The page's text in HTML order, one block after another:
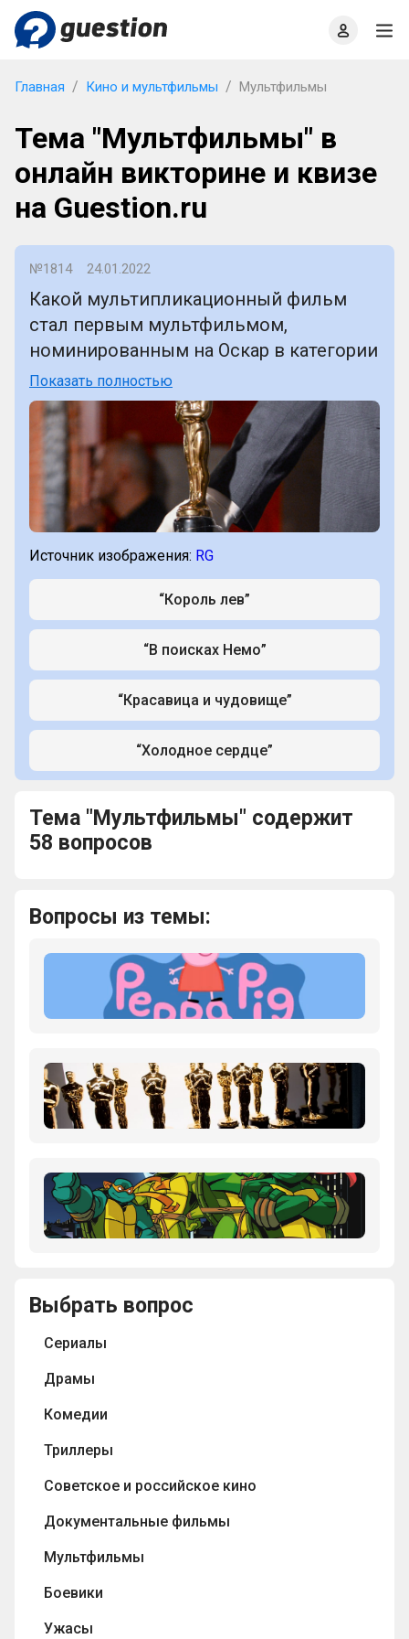
Главная Кино и мультфильмы Мультфильмы
Тема "Мультфильмы" в
онлайн викторине и квизе
на Guestion.ru
Тема "Мультфильмы" содержит
58 вопросов
№1814 24.01.2022
Какой мультипликационный фильм
стал первым мультфильмом,
номинированным на Оскар в категории
“Лучший фильм”?
Показать полностью
Источник изображения: RG
“Король лев”
“В поисках Немо”
“Красавица и чудовище”
“Холодное сердце”
Выбрать вопрос
Сериалы
Драмы
Комедии
Триллеры
Советское и российское кино
Документальные фильмы
Мультфильмы
Боевики
Ужасы
Вопросы из темы:
Что
Свинка
Пеппа,
героиня
одноимённого
Какой
российский
мультфильм
Что
было
любимой
в
мультфильме?